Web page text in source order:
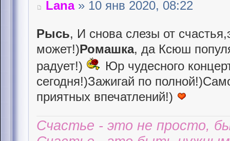
Lana» 10 янв 2020, 08:22
Рысь, И снова слезы от
может!)Ромашка, да Ксюш
радует!)
Юр чудесного
сегодня!)Зажигай по
приятных впечатлений!)
Счастье - это не просто,